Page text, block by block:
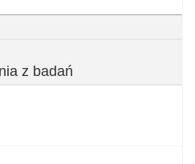
z badań